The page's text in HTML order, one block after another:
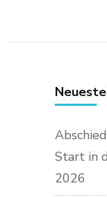
Start in
2026